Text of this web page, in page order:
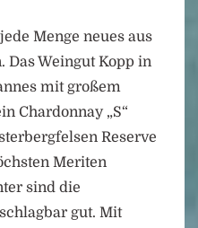
Menge neues aus
Das Weingut Kopp in
mit großem
Chardonnay „S“
Reserve
Meriten
sind die
gut. Mit